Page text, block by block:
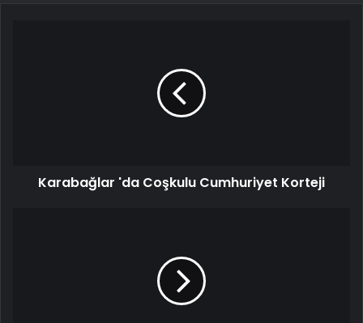
Karabağlar 'da Coşkulu Cumhuriyet Korteji